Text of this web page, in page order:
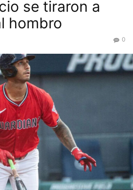
se tiraron a
hombro
0